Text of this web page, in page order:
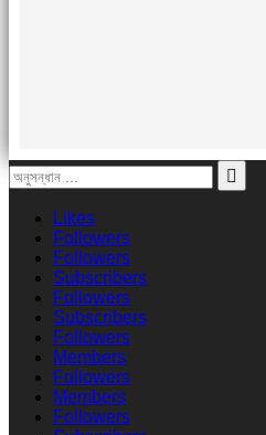
Likes
Followers
Followers
Subscribers
Followers
Subscribers
Followers
Members
Followers
Members
Followers